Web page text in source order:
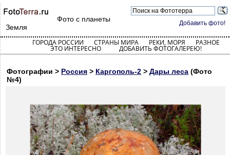
Добавить фото!
Фото с планеты
Земля
ГОРОДА РОССИИ СТРАНЫ МИРА РЕКИ, МОРЯ РАЗНОЕ
ЭТО ИНТЕРЕСНО ДОБАВИТЬ ФОТОГАЛЕРЕЮ!
Фотографии > Россия > Каргополь-2 > Дары леса (Фото
№4)